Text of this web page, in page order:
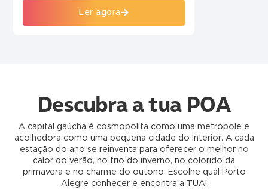
Ler agora
Descubra a tua POA
A capital gaúcha é cosmopolita como uma metrópole e
acolhedora como uma pequena cidade do interior. A cada
estação do ano se reinventa para oferecer o melhor no
calor do verão, no frio do inverno, no colorido da
primavera e no charme do outono. Escolhe qual Porto
Alegre conhecer e encontra a TUA!